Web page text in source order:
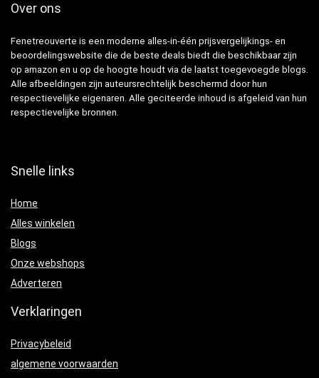
Over ons
Fenetreouverte is een moderne alles-in-één prijsvergelijkings- en
beoordelingswebsite die de beste deals biedt die beschikbaar zijn
op amazon en u op de hoogte houdt via de laatst toegevoegde blogs.
Alle afbeeldingen zijn auteursrechtelijk beschermd door hun
respectievelijke eigenaren. Alle geciteerde inhoud is afgeleid van hun
respectievelijke bronnen.
Snelle links
Home
Alles winkelen
Blogs
Onze webshops
Adverteren
Verklaringen
Privacybeleid
algemene voorwaarden